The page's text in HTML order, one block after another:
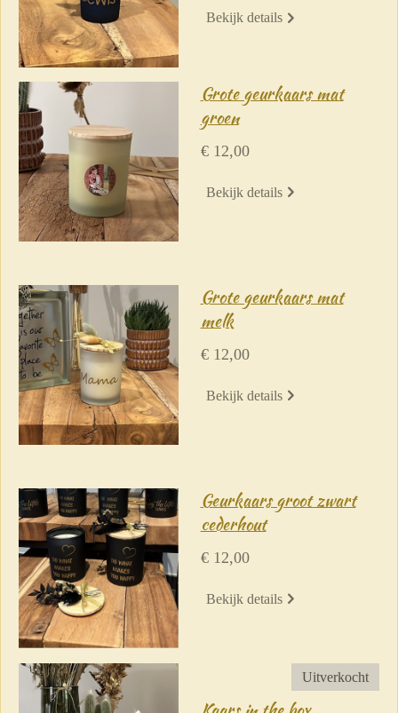
Bekijk details
Grote geurkaars mat
groen
€ 12,00
Bekijk details
Grote geurkaars mat
melk
€ 12,00
Bekijk details
Geurkaars groot zwart
cederhout
€ 12,00
Bekijk details
Uitverkocht